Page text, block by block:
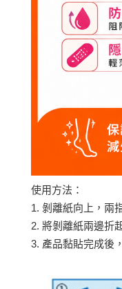
使用方法：
1. 剝離紙向上，兩
2. 將剝離紙兩邊折
3. 產品黏貼完成後